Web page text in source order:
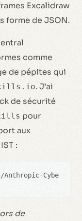
Excalidraw
forme de JSON.
comme
de pépites qui
. J’ai
de sécurité
pour
aux
:
Cybe
de